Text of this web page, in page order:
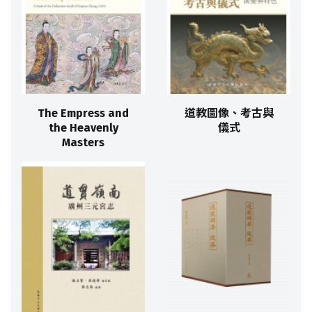
The Empress and
the Heavenly
Masters
道教圖像、考古與
儀式